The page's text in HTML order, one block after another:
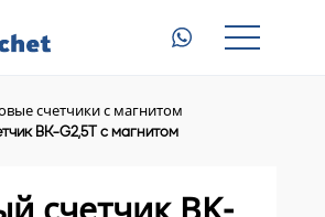
Главная
с пультом
электросчетчиков
счетчики с магнитом
ВK-G2,5Т с магнитом